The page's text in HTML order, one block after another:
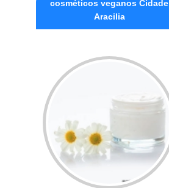
cosméticos veganos Cidade
Aracilia